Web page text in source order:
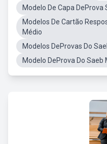
Modelo De Capa DeProva
Modelos De Cartão
Médio
Modelos DeProvas Do
Modelo DeProva Do Saeb